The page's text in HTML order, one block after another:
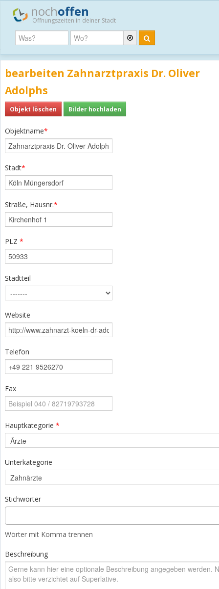
nochoffen
Öffnungszeiten in deiner Stadt
bearbeiten Zahnarztpraxis Dr. Oliver
Adolphs
Objekt löschen Bilder hochladen
Objektname*
Stadt*
Straße, Hausnr.*
PLZ *
Stadtteil
Website
Telefon
Fax
Hauptkategorie *
Unterkategorie
Stichwörter
Wörter mit Komma trennen
Beschreibung